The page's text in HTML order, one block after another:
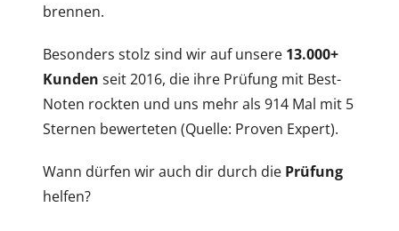
brennen.
Besonders stolz sind wir auf unsere 13.000+
Kunden seit 2016, die ihre Prüfung mit Best-
Noten rockten und uns mehr als 914 Mal mit 5
Sternen bewerteten (Quelle: Proven Expert).
Wann dürfen wir auch dir durch die Prüfung
helfen?